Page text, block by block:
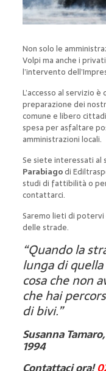
Non solo le
Volpi ma anche i
l’intervento
L’accesso al servizio
preparazione dei
comune e libero
spesa per asfaltare
amministrazioni locali.
Se siete interessati al
Parabiagodi
studi di fattibilità o
contattarci.
Saremo lieti di potervi
delle strade.
“Quando la
lunga di
cosa che non
che hai
di bivi.”
Susanna
1994